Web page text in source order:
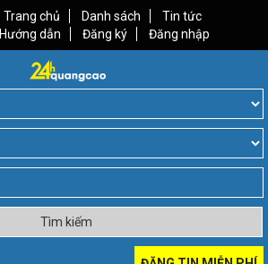
Trang chủ Danh sách
Tin tức
Hướng dẫn Đăng ký Đăng nhập
Tìm kiếm